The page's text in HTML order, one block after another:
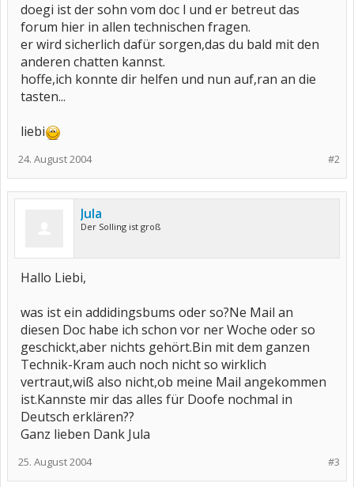
doegi ist der sohn vom doc l und er betreut das
forum hier in allen technischen fragen.
er wird sicherlich dafür sorgen,das du bald mit den
anderen chatten kannst.
hoffe,ich konnte dir helfen und nun auf,ran an die
tasten...
liebi
#2
24. August 2004
Jula
Der Solling ist groß
Hallo Liebi,
was ist ein addidingsbums oder so?Ne Mail an
diesen Doc habe ich schon vor ner Woche oder so
geschickt,aber nichts gehört.Bin mit dem ganzen
Technik-Kram auch noch nicht so wirklich
vertraut,wiß also nicht,ob meine Mail angekommen
ist.Kannste mir das alles für Doofe nochmal in
Deutsch erklären??
Ganz lieben Dank Jula
#3
25. August 2004